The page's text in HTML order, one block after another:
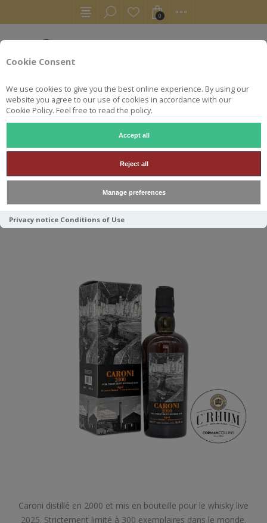
Cookie Consent
We use cookies to give you the best online experience. By using our
website you agree to our use of cookies in accordance with our
Cookie Policy. Feel free to read the policy.
Accept all
Reject all
Manage preferences
Privacy notice Conditions of Use
0
CARONI 2000 VELIER WHISKY
LIVE PARIS 2025 50CL 50.6°
Caroni distillé en 2000 et mis en bouteille pour le whisky live
2025. Strictement limité à 300 exemplaires dans le monde.